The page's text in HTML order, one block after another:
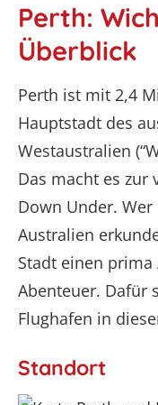
Perth:
Überblick
Perth ist mit 2,4
Hauptstadt des
Westaustralien
Das macht es zur
Down Under.
Australien
Stadt einen
Abenteuer. Dafür
Flughafen in
Standort